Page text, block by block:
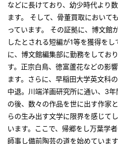
などに長けており、幼少時代より
ます。 そして、 骨董買取において
っています。 その証拠に、博文館
したとされる短編が1等を獲得を
に、博文館編集部に勤務をしてお
す。正宗白鳥、徳富蘆花などの影
ます。さらに、早稲田大学英文科
中退。川端洋画研究所に通い、3
の後、数々の作品を世に出す作家
らの生み出す文学に限界を感じて
います。ここで、帰郷をし万葉学
師事し備前陶芸の道を始めていま